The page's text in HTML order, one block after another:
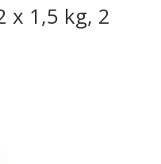
x 1,5 kg, 2